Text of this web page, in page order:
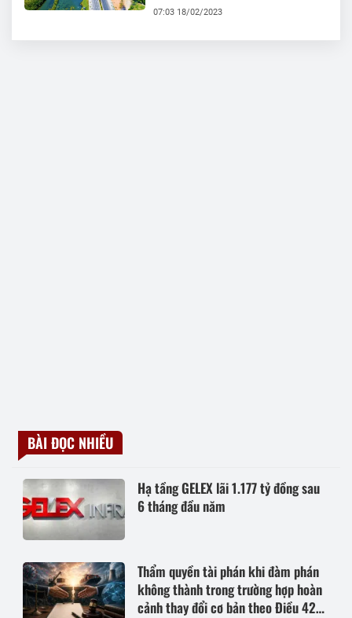
07:03 18/02/2023
BÀI ĐỌC NHIỀU
Hạ tầng GELEX lãi 1.177 tỷ đồng sau
6 tháng đầu năm
Thẩm quyền tài phán khi đàm phán
không thành trong trường hợp hoàn
cảnh thay đổi cơ bản theo Điều 420